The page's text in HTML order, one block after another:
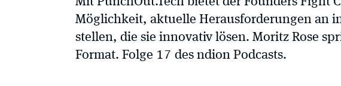
Möglichkeit, aktuelle Herausforderungen an
stellen, die sie innovativ lösen. Moritz Rose
Format. Folge 17 des ndion Podcasts.